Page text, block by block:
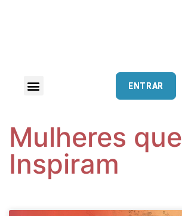
ENTRAR
Mulheres que
Inspiram